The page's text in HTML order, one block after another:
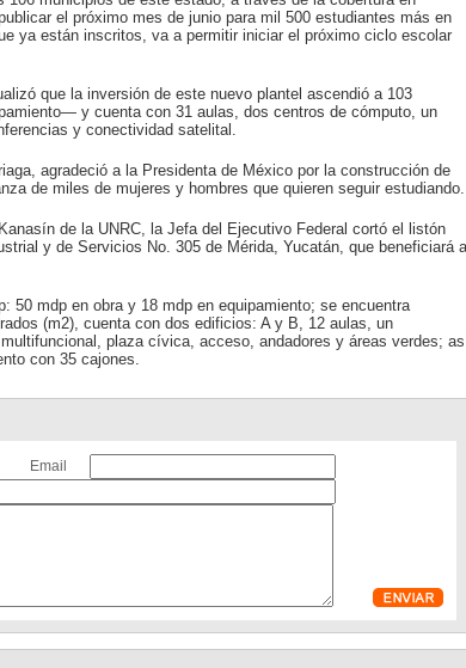
el próximo mes de junio para mil 500 estudiantes más en
ya están inscritos, va a permitir iniciar el próximo ciclo escolar
que la inversión de este nuevo plantel ascendió a 103
y cuenta con 31 aulas, dos centros de cómputo, un
y conectividad satelital.
agradeció a la Presidenta de México por la construcción de
de miles de mujeres y hombres que quieren seguir estudiando.
de la UNRC, la Jefa del Ejecutivo Federal cortó el listón
y de Servicios No. 305 de Mérida, Yucatán, que beneficiará a
50 mdp en obra y 18 mdp en equipamiento; se encuentra
(m2), cuenta con dos edificios: A y B, 12 aulas, un
plaza cívica, acceso, andadores y áreas verdes;
con 35 cajones.
Email